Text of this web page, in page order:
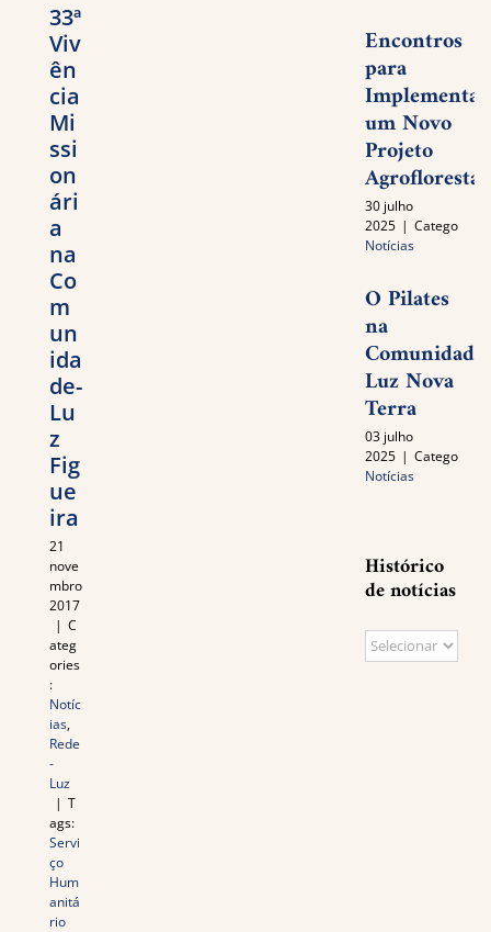
33ª
Viv
ên
cia
Mi
ssi
on
ári
a
na
Co
m
un
ida
de-
Lu
z
Fig
ue
ira
21
nove
mbro
2017
| C
ateg
ories
:
Notíc
ias,
Rede
-
Luz
| T
ags:
Servi
ço
Hum
anitá
rio
Encontros
para
Implementar
um Novo
Projeto
Agroflorestal
30 julho
2025 | Categories:
Notícias
O Pilates
na
Comunidade-
Luz Nova
Terra
03 julho
2025 | Categories:
Notícias
Histórico
de notícias
Histórico